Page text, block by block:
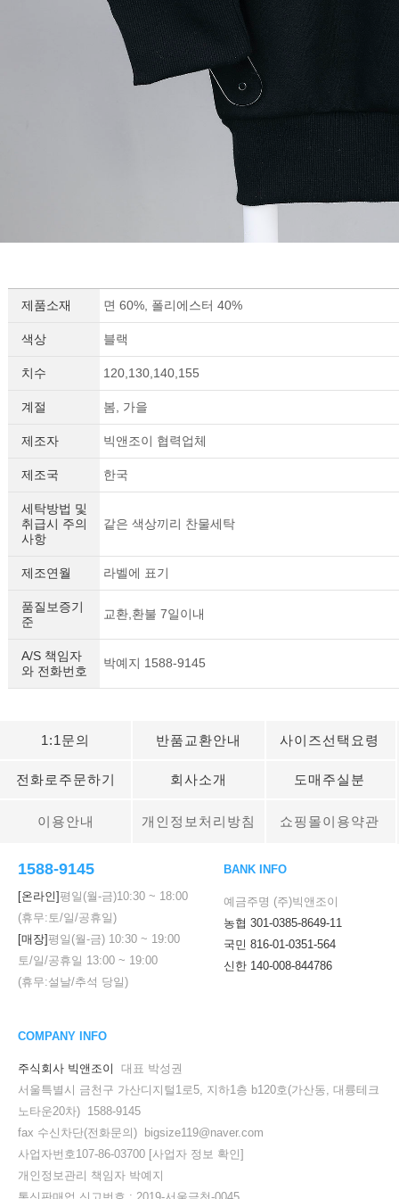
제품소재 면 60%, 폴리에스터 40%
색상 블랙
치수 120,130,140,155
계절 봄, 가을
제조자 빅앤조이 협력업체
제조국 한국
세탁방법 및
취급시 주의
사항
같은 색상끼리 찬물세탁
제조연월 라벨에 표기
품질보증기
준
교환,환불 7일이내
A/S 책임자
와 전화번호
박예지 1588-9145
1:1문의 반품교환안내 사이즈선택요령
전화로주문하기 회사소개 도매주실분
이용안내 개인정보처리방침 쇼핑몰이용약관
1588-9145
[온라인]평일(월-금)10:30 ~ 18:00
(휴무:토/일/공휴일)
[매장]평일(월-금) 10:30 ~ 19:00
토/일/공휴일 13:00 ~ 19:00
(휴무:설날/추석 당일)
BANK INFO
예금주명 (주)빅앤조이
농협 301-0385-8649-11
국민 816-01-0351-564
신한 140-008-844786
COMPANY INFO
주식회사 빅앤조이
대표 박성권
서울특별시 금천구 가산디지털1로5, 지하1층 b120호(가산동, 대륭테크
노타운20차) 1588-9145
fax 수신차단(전화문의) bigsize119@naver.com
사업자번호107-86-03700 [사업자 정보 확인]
개인정보관리 책임자 박예지